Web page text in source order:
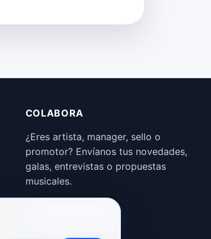
COLABORA
¿Eres artista, manager, sello o
promotor? Envíanos tus novedades,
galas, entrevistas o propuestas
musicales.